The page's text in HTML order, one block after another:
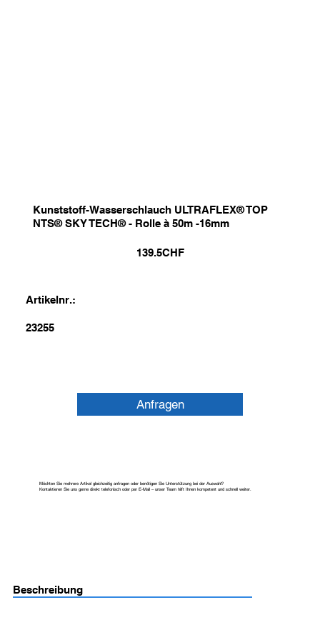
Kunststoff-Wasserschlauch ULTRAFLEX® TOP
NTS® SKY TECH® - Rolle à 50m -16mm
139.5CHF
Artikelnr.:
23255
Anfragen
Möchten Sie mehrere Artikel gleichzeitig anfragen oder benötigen Sie Unterstützung bei der Auswahl?
Kontaktieren Sie uns gerne direkt telefonisch oder per E-Mail – unser Team hilft Ihnen kompetent und schnell weiter.
Beschreibung